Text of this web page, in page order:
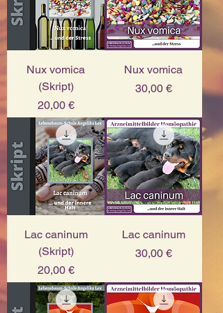
Nux vomica
(Skript)
Preis
20,00 €
Nux vomica
Preis
30,00 €
Lac caninum
(Skript)
Preis
20,00 €
Lac caninum
Preis
30,00 €